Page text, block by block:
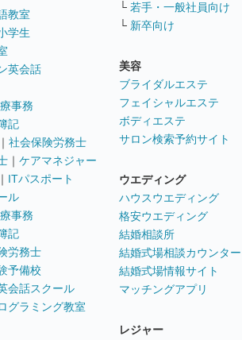
教室
学生
英会話
事務
記
｜ 社会保険労務士
｜ ケアマネジャー
｜ ITパスポート
ル
事務
記
労務士
予備校
会話スクール
グラミング教室
└ 若手・一般社員向け
└ 新卒向け
美容
ブライダルエステ
フェイシャルエステ
ボディエステ
サロン検索予約サイト
ウエディング
ハウスウエディング
格安ウエディング
結婚相談所
結婚式場相談カウンター
結婚式場情報サイト
マッチングアプリ
レジャー